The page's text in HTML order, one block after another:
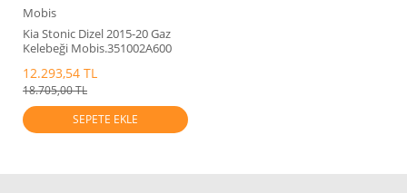
Mobis
Kia Stonic Dizel 2015-20 Gaz
Kelebeği Mobis.351002A600
12.293,54 TL
18.705,00 TL
SEPETE EKLE